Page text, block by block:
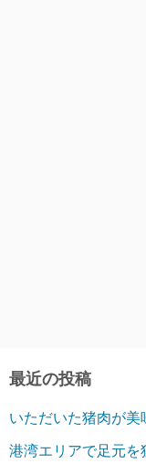
最近の投稿
いただいた猪肉が美
港湾エリアで足元を